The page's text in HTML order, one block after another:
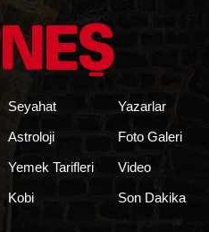
Seyahat
Astroloji
Yemek Tarifleri
Kobi
Yazarlar
Foto Galeri
Video
Son Dakika